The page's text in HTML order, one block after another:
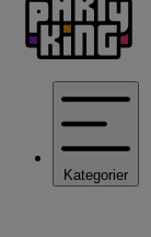
Kategorier